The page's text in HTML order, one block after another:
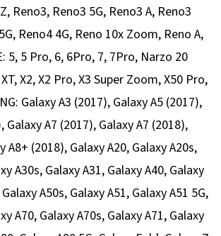
Reno3, Reno3 5G, Reno3 A, Reno3
Reno4 4G, Reno 10x Zoom, Reno A,
5, 5 Pro, 6, 6Pro, 7, 7Pro, Narzo 20
X2, X2 Pro, X3 Super Zoom, X50 Pro,
Galaxy A3 (2017), Galaxy A5 (2017),
Galaxy A7 (2017), Galaxy A7 (2018),
A8+ (2018), Galaxy A20, Galaxy A20s,
A30s, Galaxy A31, Galaxy A40, Galaxy
A50s, Galaxy A51, Galaxy A51 5G,
A70, Galaxy A70s, Galaxy A71, Galaxy